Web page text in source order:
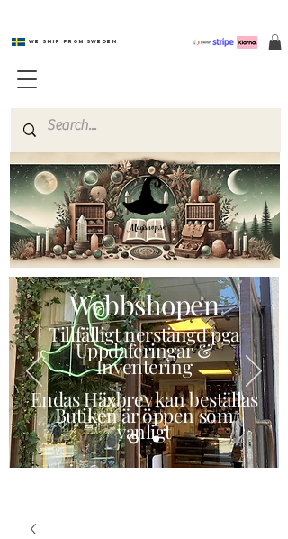
We ship from Sweden
Magishop.se
Webbshopen
Tillfälligt nerstängd pga
Uppdateringar &
Inventering
Endas Häxbrev kan beställas
Butiken är öppen som
vanligt